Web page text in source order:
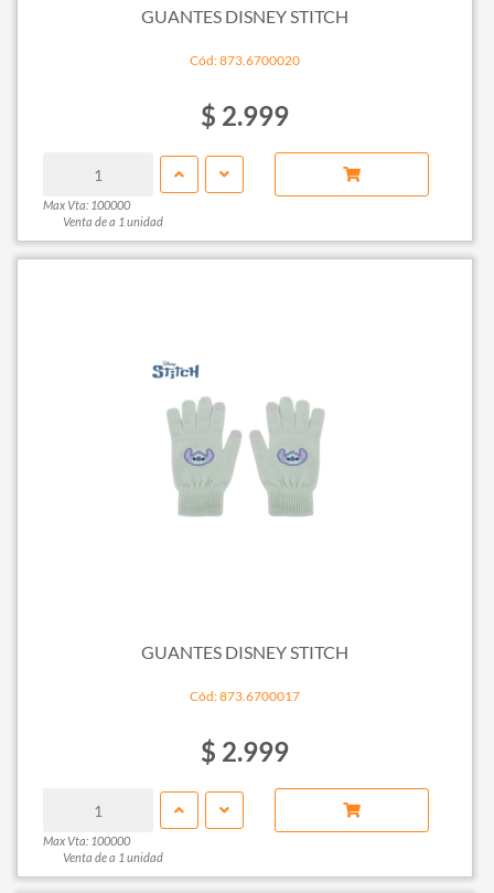
GUANTES DISNEY STITCH
Cód: 873.6700020
$ 2.999
Max Vta: 100000
Venta de a 1 unidad
GUANTES DISNEY STITCH
Cód: 873.6700017
$ 2.999
Max Vta: 100000
Venta de a 1 unidad